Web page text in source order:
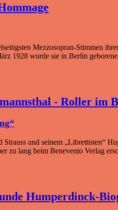
Mezzosopran-Stimmen
1928 wurde sie in Berlin
- Roller im
und seinem „Librettisten“
zu lang beim Benevento Verlag
Humperdinck-